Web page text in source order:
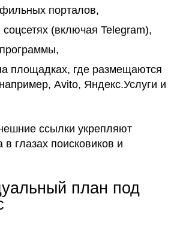
порталов,
(включая Telegram),
площадках, где размещаются
Avito, Яндекс.Услуги и
ссылки укрепляют
в глазах поисковиков и
план под